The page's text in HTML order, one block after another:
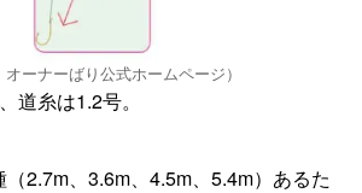
オーナーばり公式ホームページ）
道糸は1.2号。
2.7m、3.6m、4.5m、5.4m）あるた